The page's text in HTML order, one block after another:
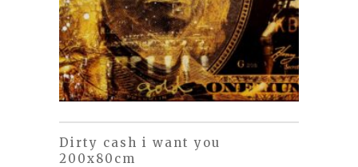
Dirty cash i want you
200x80cm